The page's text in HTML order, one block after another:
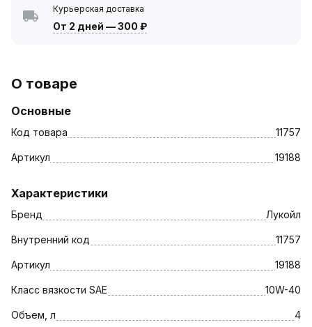
Курьерская доставка
От 2 дней —300 ₽
О товаре
Основные
Код товара 11757
Артикул 19188
Характеристики
Бренд Лукойл
Внутренний код 11757
Артикул 19188
Класс вязкости SAE 10W-40
Объем, л 4